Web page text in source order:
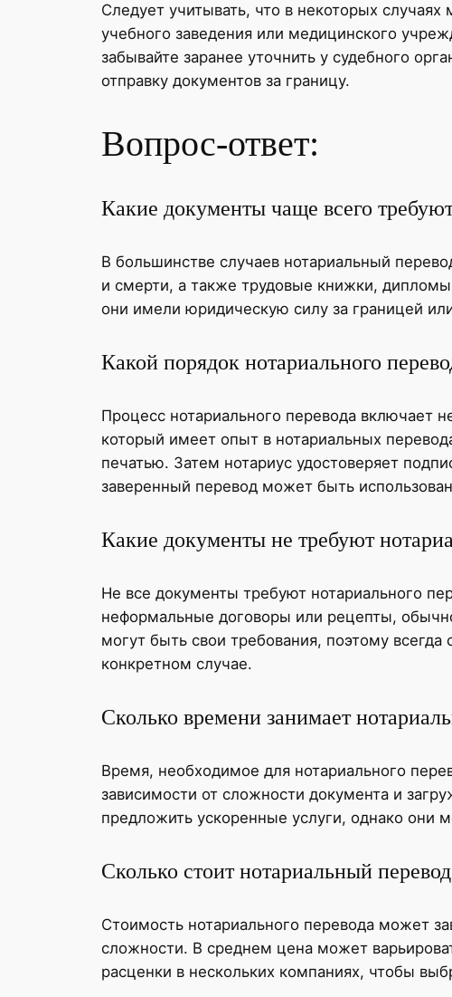
Следует учитывать, что в некоторых
учебного заведения или медицинского
забывайте заранее уточнить у судебного
отправку документов за границу.
Вопрос-ответ:
Какие документы чаще всего
В большинстве случаев нотариальный
и смерти, а также трудовые книжки,
они имели юридическую силу за границей
Какой порядок нотариального
Процесс нотариального перевода включает
который имеет опыт в нотариальных
печатью. Затем нотариус удостоверяет
заверенный перевод может быть
Какие документы не требуют
Не все документы требуют нотариального
неформальные договоры или рецепты,
могут быть свои требования, поэтому
конкретном случае.
Сколько времени занимает
Время, необходимое для нотариального
зависимости от сложности документа и
предложить ускоренные услуги, однако они
Сколько стоит нотариальный
Стоимость нотариального перевода может
сложности. В среднем цена может
расценки в нескольких компаниях, чтобы